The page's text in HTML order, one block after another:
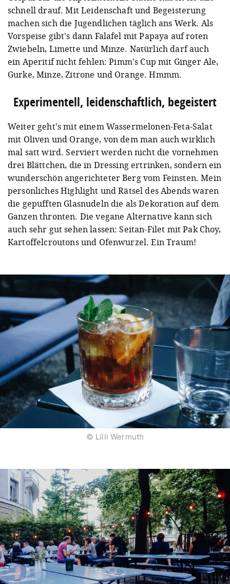
schnell drauf. Mit Leidenschaft und Begeisterung
machen sich die Jugendlichen täglich ans Werk. Als
Vorspeise gibt's dann Falafel mit Papaya auf roten
Zwiebeln, Limette und Minze. Natürlich darf auch
ein Aperitif nicht fehlen: Pimm's Cup mit Ginger Ale,
Gurke, Minze, Zitrone und Orange. Hmmm.
Experimentell, leidenschaftlich, begeistert
Weiter geht's mit einem Wassermelonen-Feta-Salat
mit Oliven und Orange, von dem man auch wirklich
mal satt wird. Serviert werden nicht die vornehmen
drei Blättchen, die in Dressing ertrinken, sondern ein
wunderschön angerichteter Berg vom Feinsten. Mein
persönliches Highlight und Rätsel des Abends waren
die gepufften Glasnudeln die als Dekoration auf dem
Ganzen thronten. Die vegane Alternative kann sich
auch sehr gut sehen lassen: Seitan-Filet mit Pak Choy,
Kartoffelcroutons und Ofenwurzel. Ein Traum!
© Lilli Wermuth